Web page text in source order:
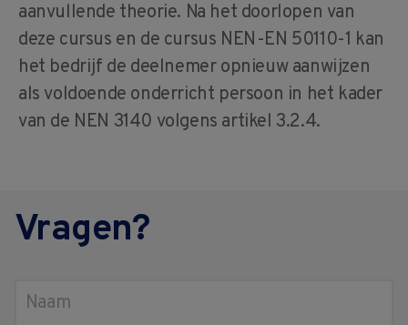
aanvullende theorie. Na het doorlopen van
deze cursus en de cursus NEN-EN 50110-1 kan
het bedrijf de deelnemer opnieuw aanwijzen
als voldoende onderricht persoon in het kader
van de NEN 3140 volgens artikel 3.2.4.
Vragen?